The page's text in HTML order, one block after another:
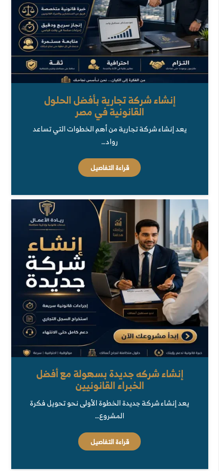
إنشاء شركة تجارية بأفضل الحلول
القانونية في مصر
يعد إنشاء شركة تجارية من أهم الخطوات التي تساعد
رواد…
قراءة التفاصيل
إنشاء شركه جديدة بسهولة مع أفضل
الخبراء القانونيين
يعد إنشاء شركة جديدة الخطوة الأولى نحو تحويل فكرة
المشروع…
قراءة التفاصيل